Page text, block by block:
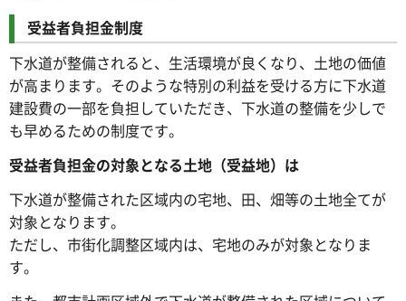
受益者負担金制度
下水道が整備されると、生活環境が良くなり、土地の価値
が高まります。そのような特別の利益を受ける方に下水道
建設費の一部を負担していただき、下水道の整備を少しで
も早めるための制度です。
受益者負担金の対象となる土地（受益地）は
下水道が整備された区域内の宅地、田、畑等の土地全てが
対象となります。
ただし、市街化調整区域内は、宅地のみが対象となりま
す。